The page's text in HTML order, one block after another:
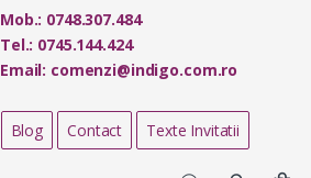
Mob.: 0748.307.484
Tel.: 0745.144.424
Email: comenzi@indigo.com.ro
Blog Contact Texte Invitatii